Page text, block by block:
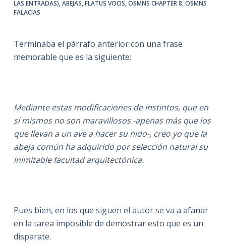
LAS ENTRADAS),ABEJAS,FLATUS VOCIS,OSMNS CHAPTER 8,OSMNS
FALACIAS
Terminaba el párrafo anterior con una frase
memorable que es la siguiente:
Mediante estas modificaciones de instintos, que en
sí mismos no son maravillosos -apenas más que los
que llevan a un ave a hacer su nido-, creo yo que la
abeja común ha adquirido por selección natural su
inimitable facultad arquitectónica.
Pues bien, en los que siguen el autor se va a afanar
en la tarea imposible de demostrar esto que es un
disparate.